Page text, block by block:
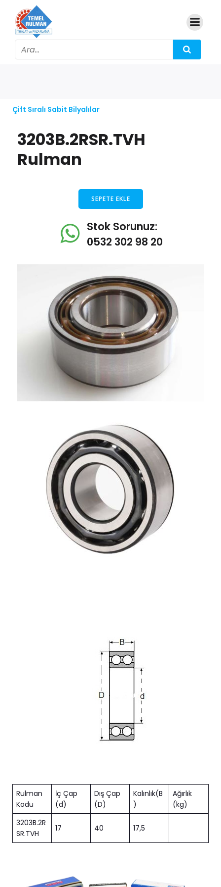
Çift Sıralı Sabit Bilyalılar
3203B.2RSR.TVH
Rulman
SEPETE EKLE
Stok Sorunuz:
0532 302 98 20
Rulman
Kodu
İç Çap
(d)
Dış Çap
(D)
Kalınlık(B
)
Ağırlık
(kg)
3203B.2R
SR.TVH
17 40 17,5